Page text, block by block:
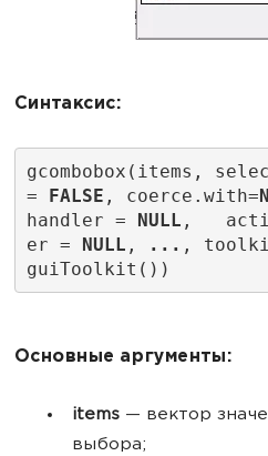
Синтаксис:
gcombobox(items,
=
FALSE , coerce.with=
handler =
NULL ,
er =
NULL , ... ,
guiToolkit())
Основные аргументы:
items — вектор
выбора;